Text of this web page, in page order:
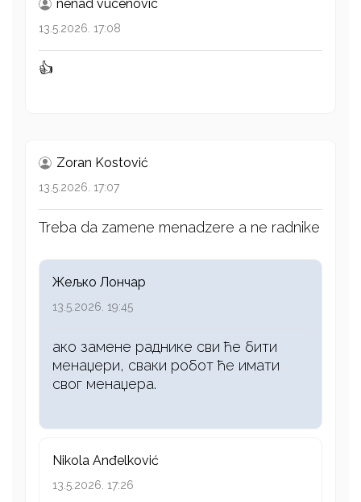
nenad vucenovic
13.5.2026. 17:08
👍
Zoran Kostović
13.5.2026. 17:07
Treba da zamene menadzere a ne radnike
Жељко Лончар
13.5.2026. 19:45
ако замене раднике сви ће бити
менаџери, сваки робот ће имати
свог менаџера.
Nikola Anđelković
13.5.2026. 17:26